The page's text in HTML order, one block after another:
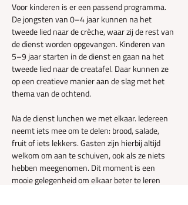
Voor kinderen is er een passend programma.
De jongsten van 0–4 jaar kunnen na het
tweede lied naar de crèche, waar zij de rest van
de dienst worden opgevangen. Kinderen van
5–9 jaar starten in de dienst en gaan na het
tweede lied naar de creatafel. Daar kunnen ze
op een creatieve manier aan de slag met het
thema van de ochtend.
Na de dienst lunchen we met elkaar. Iedereen
neemt iets mee om te delen: brood, salade,
fruit of iets lekkers. Gasten zijn hierbij altijd
welkom om aan te schuiven, ook als ze niets
hebben meegenomen. Dit moment is een
mooie gelegenheid om elkaar beter te leren